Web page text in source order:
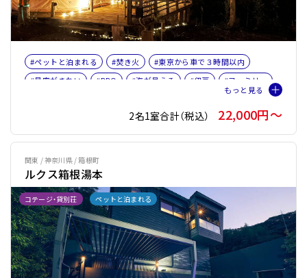
#ペットと泊まれる #焚き火
#東京から車で３時間以内
#星空がきれい
#BBQ #海が見える #伊豆
#ファミリー
2名1室合計（税込） 22,000円〜
コテージ・貸別荘 ペットと泊まれる
関東 / 神奈川県 / 箱根町
ルクス箱根湯本